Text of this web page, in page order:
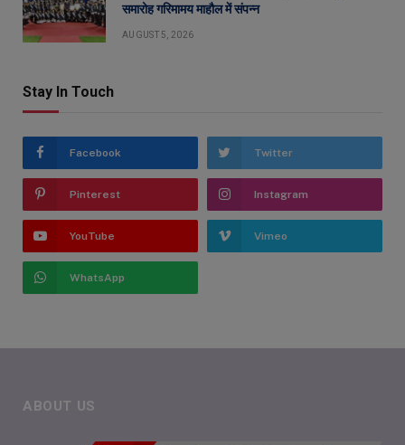
समारोह गरिमामय माहौल में संपन्न
AUGUST 5, 2026
Stay In Touch
Facebook Twitter
Pinterest Instagram
YouTube Vimeo
WhatsApp
ABOUT US